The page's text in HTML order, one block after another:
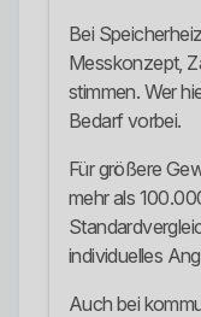
Bei
Messkonzept,
stimmen. Wer
Bedarf vorbei.
Für größere
mehr als
individuelles
Auch bei